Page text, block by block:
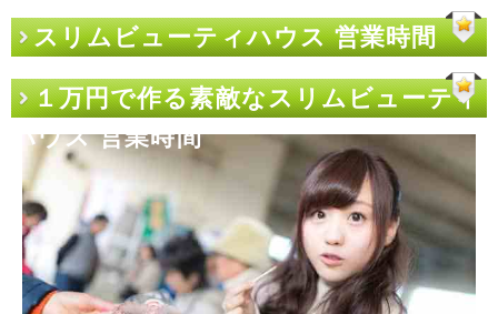
スリムビューティハウス 営業時間
１万円で作る素敵なスリムビューティ
ハウス 営業時間